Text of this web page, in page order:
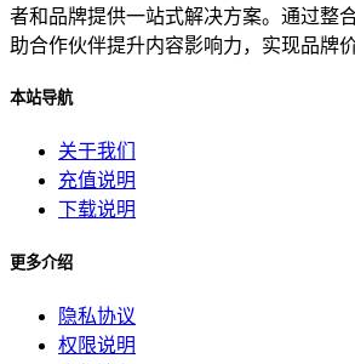
者和品牌提供一站式解决方案。通过整
助合作伙伴提升内容影响力，实现品牌
本站导航
关于我们
充值说明
下载说明
更多介绍
隐私协议
权限说明